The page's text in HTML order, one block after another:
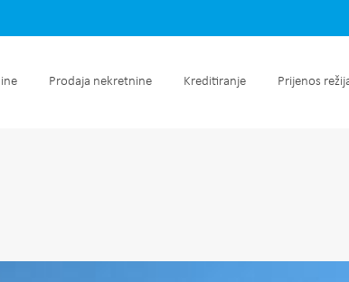
nekretnine Prodaja nekretnine Kreditiranje
Prodaja nekretnine Kreditiranje Prijenos